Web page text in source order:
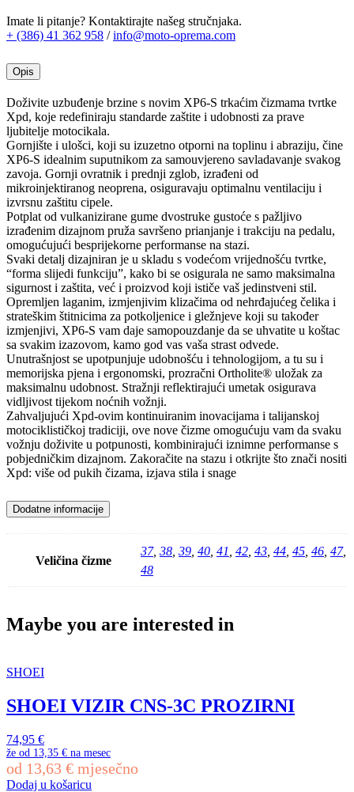
količina
Imate li pitanje? Kontaktirajte našeg stručnjaka.
+ (386) 41 362 958 /info@moto-oprema.com
Opis
Doživite uzbuđenje brzine s novim XP6-S trkaćim čizmama tvrtke
Xpd, koje redefiniraju standarde zaštite i udobnosti za prave
ljubitelje motocikala.
Gornjište i ulošci, koji su izuzetno otporni na toplinu i abraziju, čine
XP6-S idealnim suputnikom za samouvjereno savladavanje svakog
zavoja. Gornji ovratnik i prednji zglob, izrađeni od
mikroinjektiranog neoprena, osiguravaju optimalnu ventilaciju i
izvrsnu zaštitu cipele.
Potplat od vulkanizirane gume dvostruke gustoće s pažljivo
izrađenim dizajnom pruža savršeno prianjanje i trakciju na pedalu,
omogućujući besprijekorne performanse na stazi.
Svaki detalj dizajniran je u skladu s vodećom vrijednošću tvrtke,
“forma slijedi funkciju”, kako bi se osigurala ne samo maksimalna
sigurnost i zaštita, već i proizvod koji ističe vaš jedinstveni stil.
Opremljen laganim, izmjenjivim klizačima od nehrđajućeg čelika i
strateškim štitnicima za potkoljenice i gležnjeve koji su također
izmjenjivi, XP6-S vam daje samopouzdanje da se uhvatite u koštac
sa svakim izazovom, kamo god vas vaša strast odvede.
Unutrašnjost se upotpunjuje udobnošću i tehnologijom, a tu su i
memorijska pjena i ergonomski, prozračni Ortholite® uložak za
maksimalnu udobnost. Stražnji reflektirajući umetak osigurava
vidljivost tijekom noćnih vožnji.
Zahvaljujući Xpd-ovim kontinuiranim inovacijama i talijanskoj
motociklističkoj tradiciji, ove nove čizme omogućuju vam da svaku
vožnju doživite u potpunosti, kombinirajući iznimne performanse s
pobjedničkim dizajnom. Zakoračite na stazu i otkrijte što znači nositi
Xpd: više od pukih čizama, izjava stila i snage
Dodatne informacije
Veličina čizme
37, 38 39 40 41 42 43 44 45 46 47,
48
Maybe you are interested in
SHOEI
SHOEI VIZIR CNS-3C PROZIRNI
74,95 €
že od 13,35 € na mesec
od 13,63 € mjesečno
Dodaj u košaricu